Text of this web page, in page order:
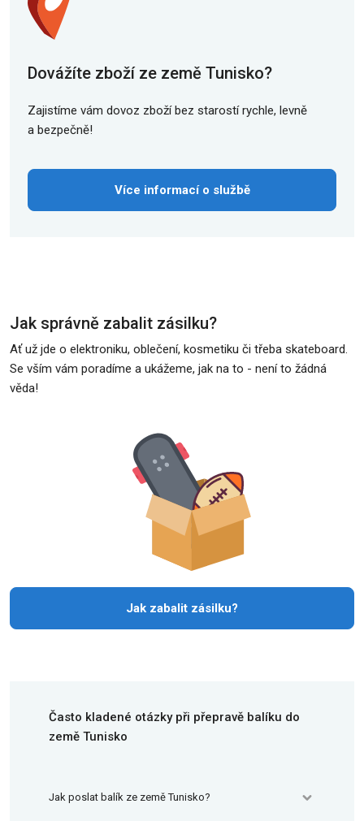
Dovážíte zboží ze země Tunisko?
Zajistíme vám dovoz zboží bez starostí rychle, levně
a bezpečně!
Více informací o službě
Jak zabalit zásilku?
Jak správně zabalit zásilku?
Ať už jde o elektroniku, oblečení, kosmetiku či třeba skateboard.
Se vším vám poradíme a ukážeme, jak na to - není to žádná
věda!
Často kladené otázky při přepravě balíku do
země Tunisko
Jak poslat balík ze země Tunisko?